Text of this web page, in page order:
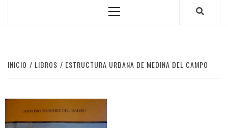
Menú
INICIO LIBROS ESTRUCTURA URBANA DE MEDINA DEL CAMPO